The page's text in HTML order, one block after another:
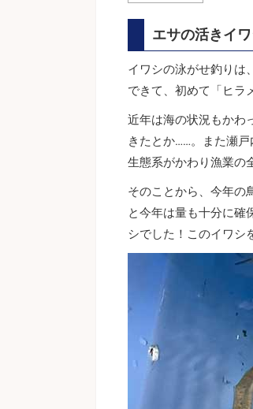
エサの活きイ
イワシの泳がせ釣りは
できて、初めて「ヒラ
近年は海の状況もかわ
きたとか……。また瀬戸
生態系がかわり漁業の
そのことから、今年の
と今年は量も十分に確
シでした！このイワシ